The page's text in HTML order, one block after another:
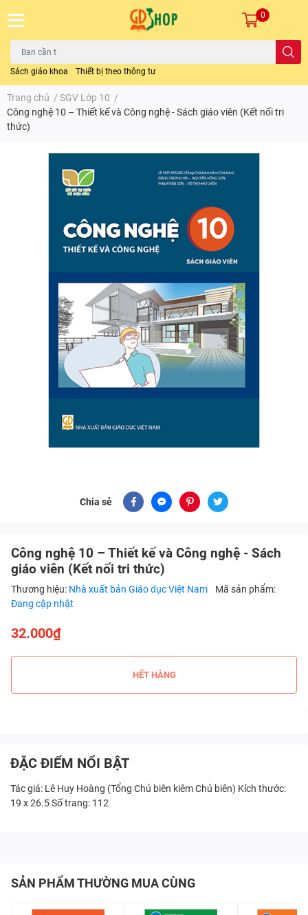
Sách giáo khoa Thiết bị theo thông tư
0
Trang chủ / SGV Lớp 10 /
Công nghệ 10 – Thiết kế và Công nghệ - Sách giáo viên (Kết nối tri
thức)
Chia sẻ
Công nghệ 10 – Thiết kế và Công nghệ - Sách
giáo viên (Kết nối tri thức)
Thương hiệu: Nhà xuất bản Giáo dục Việt Nam
Mã sản phẩm:
Đang cập nhật
32.000₫
HẾT HÀNG
ĐẶC ĐIỂM NỔI BẬT
Tác giả: Lê Huy Hoàng (Tổng Chủ biên kiêm Chủ biên) Kích thước:
19 x 26.5 Số trang: 112
SẢN PHẨM THƯỜNG MUA CÙNG